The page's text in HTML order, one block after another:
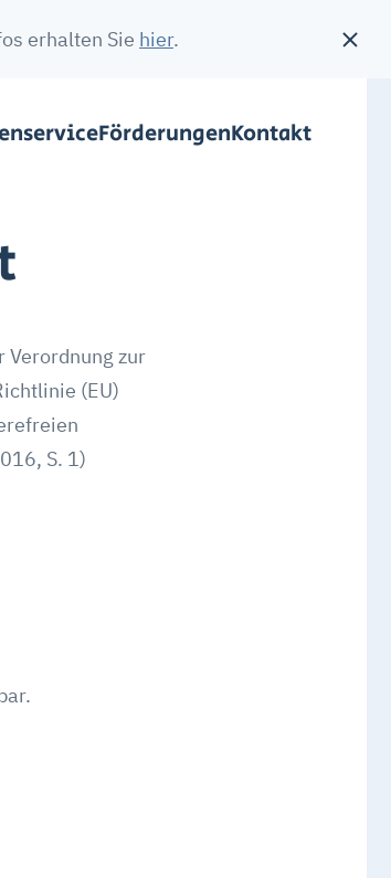
erhalten Sie hier.
FörderungenKontakt
Verordnung zur
(EU)
S. 1)